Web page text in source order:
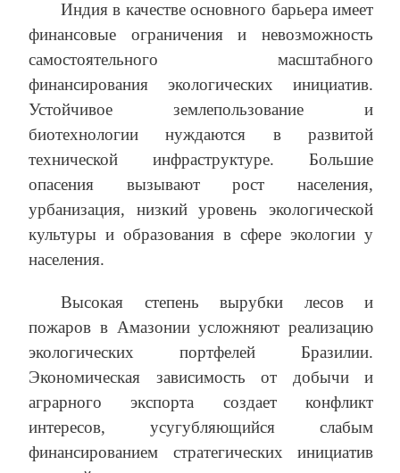
Индия в качестве основного барьера имеет
финансовые ограничения и невозможность
самостоятельного масштабного
финансирования экологических инициатив.
Устойчивое землепользование и
биотехнологии нуждаются в развитой
технической инфраструктуре. Большие
опасения вызывают рост населения,
урбанизация, низкий уровень экологической
культуры и образования в сфере экологии у
населения.
Высокая степень вырубки лесов и
пожаров в Амазонии усложняют реализацию
экологических портфелей Бразилии.
Экономическая зависимость от добычи и
аграрного экспорта создает конфликт
интересов, усугубляющийся слабым
финансированием стратегических инициатив